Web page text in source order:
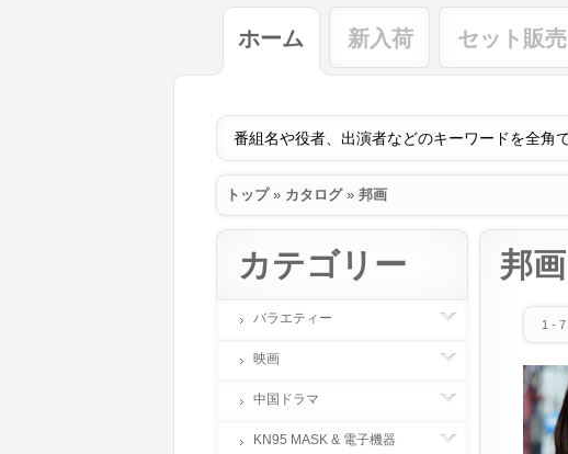
ホーム 新入荷 セット販売
トップ» カタログ» 邦画
邦画
1 - 7
カテゴリー
バラエティー
映画
中国ドラマ
KN95 MASK & 電子機器